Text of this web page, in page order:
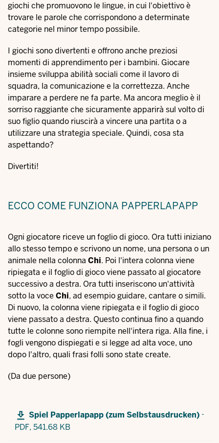
giochi che promuovono le lingue, in cui l'obiettivo è
trovare le parole che corrispondono a determinate
categorie nel minor tempo possibile.
I giochi sono divertenti e offrono anche preziosi
momenti di apprendimento per i bambini. Giocare
insieme sviluppa abilità sociali come il lavoro di
squadra, la comunicazione e la correttezza. Anche
imparare a perdere ne fa parte. Ma ancora meglio è il
sorriso raggiante che sicuramente apparirà sul volto di
suo figlio quando riuscirà a vincere una partita o a
utilizzare una strategia speciale. Quindi, cosa sta
aspettando?
Divertiti!
ECCO COME FUNZIONA PAPPERLAPAPP
Ogni giocatore riceve un foglio di gioco. Ora tutti iniziano
allo stesso tempo e scrivono un nome, una persona o un
animale nella colonna Chi. Poi l'intera colonna viene
ripiegata e il foglio di gioco viene passato al giocatore
successivo a destra. Ora tutti inseriscono un'attività
sotto la voce Chi, ad esempio guidare, cantare o simili.
Di nuovo, la colonna viene ripiegata e il foglio di gioco
viene passato a destra. Questo continua fino a quando
tutte le colonne sono riempite nell'intera riga. Alla fine, i
fogli vengono dispiegati e si legge ad alta voce, uno
dopo l'altro, quali frasi folli sono state create.
(Da due persone)
Spiel Papperlapapp (zum Selbstausdrucken) -
PDF, 541.68 KB